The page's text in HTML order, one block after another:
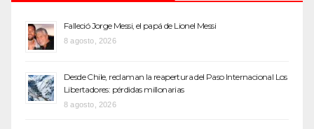
Falleció Jorge Messi, el papá de Lionel Messi
8 agosto, 2026
Desde Chile, reclaman la reapertura del Paso Internacional Los
Libertadores: pérdidas millonarias
8 agosto, 2026